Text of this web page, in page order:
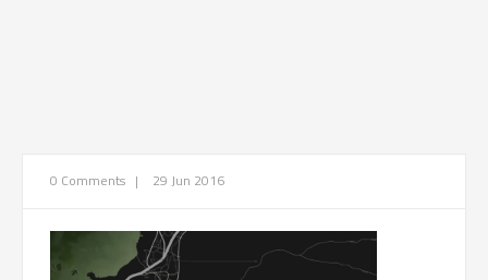
0 Comments | 29 Jun 2016